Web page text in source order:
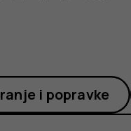
i popravke